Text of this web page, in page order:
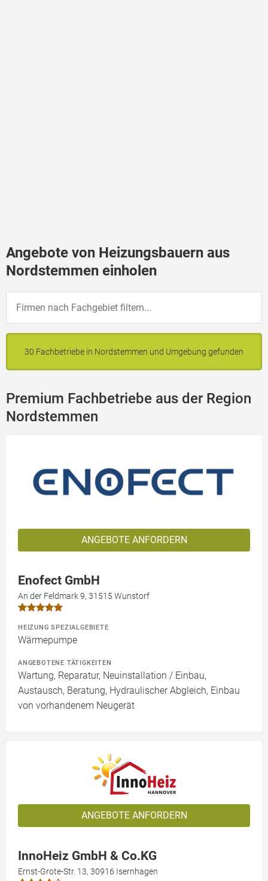
Angebote von Heizungsbauern aus
Nordstemmen einholen
30 Fachbetriebe in Nordstemmen und Umgebung gefunden
Premium Fachbetriebe aus der Region
Nordstemmen
ANGEBOTE ANFORDERN
Enofect GmbH
An der Feldmark 9, 31515 Wunstorf
HEIZUNG SPEZIALGEBIETE
Wärmepumpe
ANGEBOTENE TÄTIGKEITEN
Wartung, Reparatur, Neuinstallation / Einbau,
Austausch, Beratung, Hydraulischer Abgleich, Einbau
von vorhandenem Neugerät
ANGEBOTE ANFORDERN
InnoHeiz GmbH & Co.KG
Ernst-Grote-Str. 13, 30916 Isernhagen